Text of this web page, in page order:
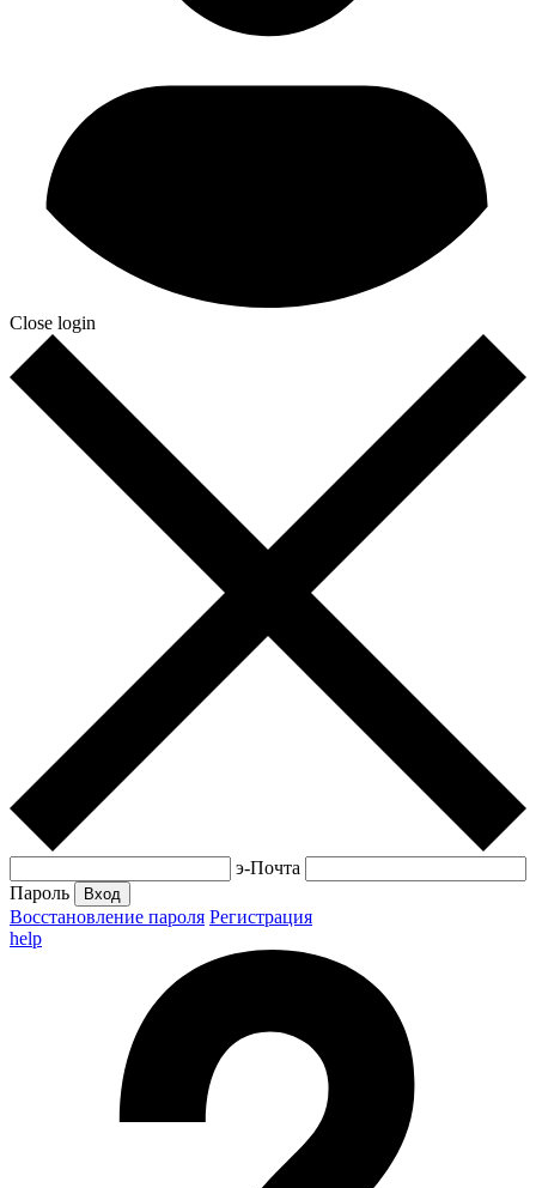
Close login
э-Почта
Пароль
Вход
Восстановление пароля Регистрация
help